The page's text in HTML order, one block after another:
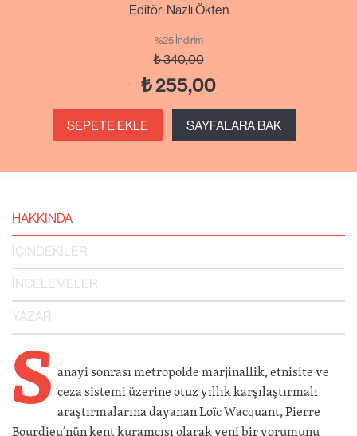
Editör: Nazlı Ökten
%25 İndirim
₺340,00
₺255,00
SEPETE EKLE SAYFALARA BAK
HAKKINDA
İÇİNDEKİLER
İNCELEMELER
YAZAR
Sanayi sonrası metropolde marjinallik, etnisite ve
ceza sistemi üzerine otuz yıllık karşılaştırmalı
araştırmalarına dayanan Loïc Wacquant, Pierre
Bourdieu’nün kent kuramcısı olarak yeni bir yorumunu